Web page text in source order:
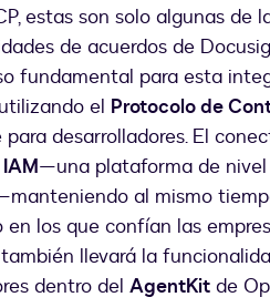
estas son solo algunas de
de acuerdos de
fundamental para esta
el Protocolo de
para desarrolladores. El
—una plataforma de nivel
al mismo
en los que confían las
llevará la
dentro del AgentKit de